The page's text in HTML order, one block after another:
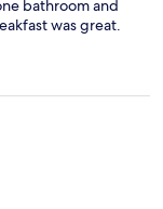
bathroom and
was great.